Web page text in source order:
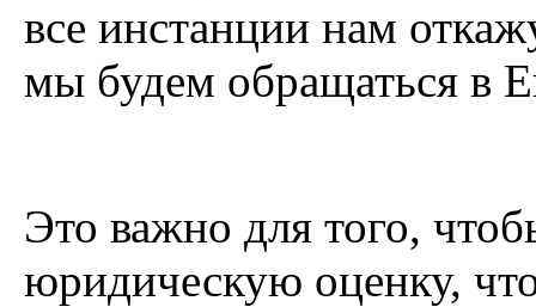
все инстанции нам
мы будем обращаться в
Это важно для того,
юридическую оценку,